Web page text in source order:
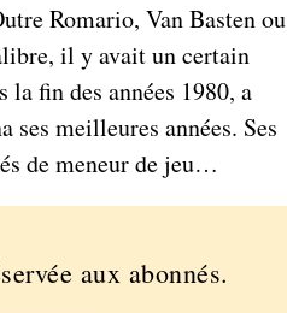
Romario, Van Basten ou
il y avait un certain
fin des années 1980, a
meilleures années. Ses
de meneur de jeu…
aux abonnés.